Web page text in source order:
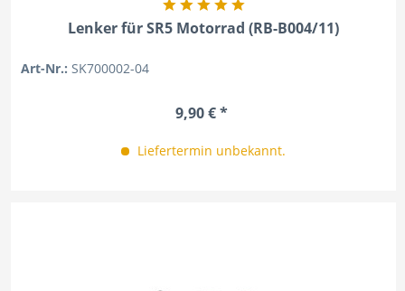
Lenker für SR5 Motorrad (RB-B004/11)
Art-Nr.:SK700002-04
9,90 € *
Liefertermin unbekannt.